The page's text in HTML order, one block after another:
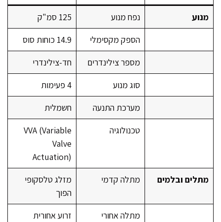
מנוע נפח מנוע
125 סמ"ק
הספק מקסימלי
14.9 כוחות סוס
מספר צילינדרים
חד-צילינדרי
סוג מנוע
4 פעימות
מערכת התנעה
חשמלית
טכנולוגיה
VVA (Variable
Valve
Actuation)
מתלים ובלמים
מתלה קדמי
מזלג טלסקופי
הפוך
מתלה אחורי
זרוע אחורית